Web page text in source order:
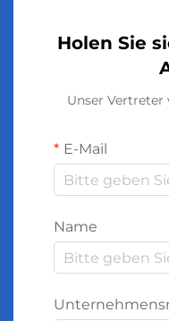
Holen Sie
Unser Vertreter
E-Mail
Name